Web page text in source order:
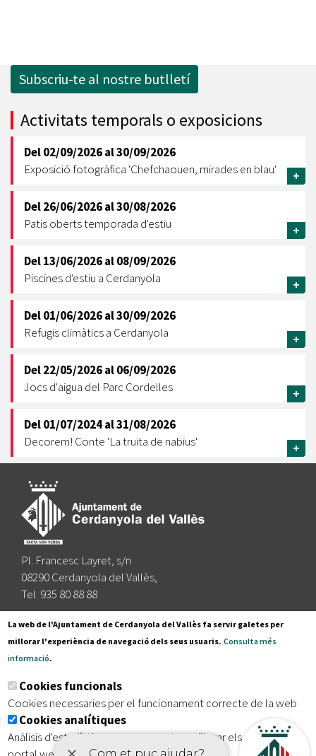
Subscriu-te al nostre butlletí
Activitats temporals o exposicions
Del02/09/2026al30/09/2026
Exposició fotogràfica 'Chefchaouen, mirades en blau'
+
Del26/06/2026al30/08/2026
Patis oberts temporada d'estiu
+
Del13/06/2026al08/09/2026
Piscines d'estiu a Cerdanyola
+
Del01/06/2026al30/09/2026
Refugis climàtics a Cerdanyola
+
Del22/05/2026al06/09/2026
Jocs d'aigua del Parc Cordelles
+
Del01/07/2024al31/08/2026
Decorem! Conte 'La truita de nabius'
+
Pl. Francesc Layret, s/n
08290 Cerdanyola del Vallès,
Tel. 935 80 88 88
Segueix-nos a:
Subscriu-te al nostre butlletí
Inici | Avís legal | Protecció de dades Mapa del lloc
| Accessibilitat
La web de l'Ajuntament de Cerdanyola del Vallès fa servir galetes per
millorar l'experiència de navegació dels seus usuaris. Consulta més
informació.
Cookies funcionals
Cookies necessaries per el funcionament correcte de la web
Cookies analítiques
Anàlisis d'estadístiques que permeten millorar els serveis del